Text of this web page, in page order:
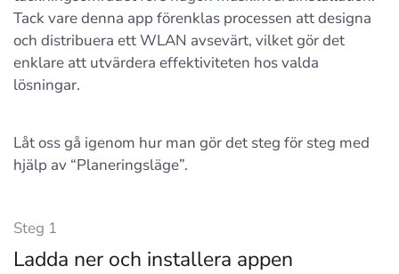
Tack vare denna app förenklas processen att designa
och distribuera ett WLAN avsevärt, vilket gör det
enklare att utvärdera effektiviteten hos valda
lösningar.
Låt oss gå igenom hur man gör det steg för steg med
hjälp av “Planeringsläge”.
Steg 1
Ladda ner och installera appen